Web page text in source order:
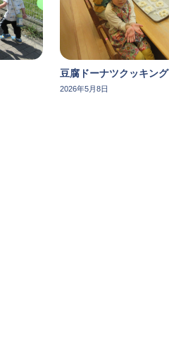
豆腐ドーナツクッキング
2026年5月8日